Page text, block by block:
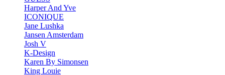
Harper And Yve
ICONIQUE
Jane Lushka
Jansen Amsterdam
Josh V
K-Design
Karen By Simonsen
King Louie